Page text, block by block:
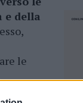
e della
le